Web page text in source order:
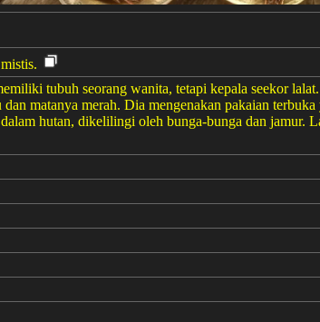
tubuh seorang wanita, tetapi kepala seekor
matanya merah. Dia mengenakan pakaian terbuka
hutan, dikelilingi oleh bunga-bunga dan jamur.